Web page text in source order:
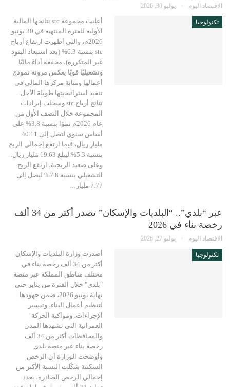
الاقتصاد اليوم يوليو 30, 2026
تكنولوجيا
أعلنت مجموعة stc نتائجها المالية
الأولية للفترة المنتهية في 30 يونيو
2026م، والتي أظهرت ارتفاع أرباح
stc بنسبة 6.3% (بعد استبعاد البنود
غير المتكررة)، محققة أداءً ماليًا
وتشغيليًا قويًا يعكس مرونة نموذج
أعمالها ومتانة مركزها المالي في
تنفيذ استراتيجيتها طويلة الأجل.
نتائج أرباح stc وسجلت إيرادات
المجموعة خلال النصف الأول من
عام 2026م نموًا بنسبة 3.8% على
أساس سنوي لتصل إلى 40.11
مليار ريال، فيما ارتفع إجمالي الربح
بنسبة 5.3% ليبلغ 19.63 مليار ريال.
وعلى صعيد الربحية، ارتفع الربح
التشغيلي بنسبة 7.8% ليصل إلى
7.77 مليار…
عبر “بلدي”.. “البلديات والإسكان” تصدر أكثر من 34 ألف
رخصة بناء في 2026
الاقتصاد اليوم يوليو 27, 2026
تكنولوجيا
أصدرت وزارة البلديات والإسكان
أكثر من 34 ألف رخصة بناء في
مختلف مناطق المملكة عبر منصة
"بلدي" خلال الفترة من يناير حتى
نهاية يونيو 2026، ضمن جهودها
لتنظيم أعمال البناء، وتيسير
الإجراءات، ومواكبة الحركة
العمرانية التي تشهدها المدن
والمحافظات أكثر من 34 ألف
رخصة بناء عبر منصة بلدي
وأوضحت الوزارة أن الرخص
السكنية شكّلت النسبة الأكبر من
إجمالي الرخص الصادرة، بعدد